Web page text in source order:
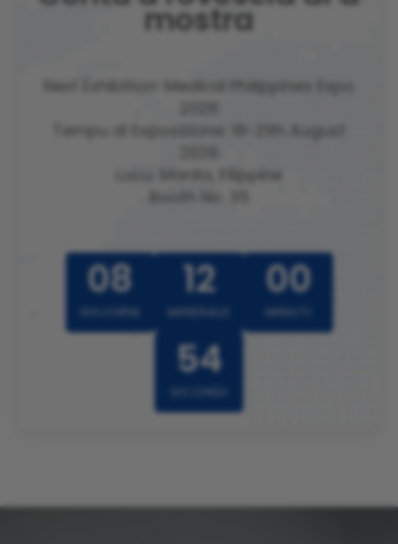
mostra
Next Exhibition: Medical Philippines Expo
Tempu di Esposizione: 19-21th August
Locu: Manila, Filippine
08
GHJORNI
12
MINERALE
00
MINUTI
51
SICONDI